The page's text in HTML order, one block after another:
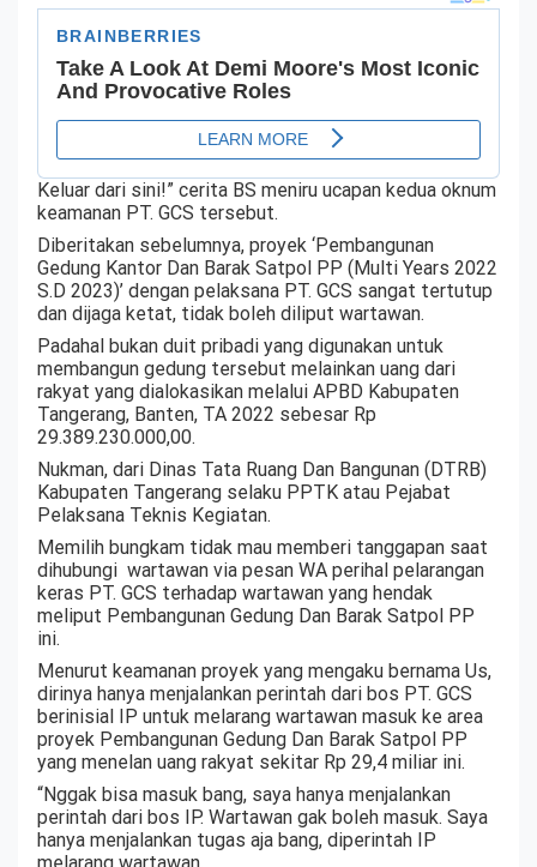
Keluar dari sini!” cerita BS meniru ucapan kedua oknum
keamanan PT. GCS tersebut.
Diberitakan sebelumnya, proyek ‘Pembangunan
Gedung Kantor Dan Barak Satpol PP (Multi Years 2022
S.D 2023)’ dengan pelaksana PT. GCS sangat tertutup
dan dijaga ketat, tidak boleh diliput wartawan.
Padahal bukan duit pribadi yang digunakan untuk
membangun gedung tersebut melainkan uang dari
rakyat yang dialokasikan melalui APBD Kabupaten
Tangerang, Banten, TA 2022 sebesar Rp
29.389.230.000,00.
Nukman, dari Dinas Tata Ruang Dan Bangunan (DTRB)
Kabupaten Tangerang selaku PPTK atau Pejabat
Pelaksana Teknis Kegiatan.
Memilih bungkam tidak mau memberi tanggapan saat
dihubungi wartawan via pesan WA perihal pelarangan
keras PT. GCS terhadap wartawan yang hendak
meliput Pembangunan Gedung Dan Barak Satpol PP
ini.
Menurut keamanan proyek yang mengaku bernama Us,
dirinya hanya menjalankan perintah dari bos PT. GCS
berinisial IP untuk melarang wartawan masuk ke area
proyek Pembangunan Gedung Dan Barak Satpol PP
yang menelan uang rakyat sekitar Rp 29,4 miliar ini.
“Nggak bisa masuk bang, saya hanya menjalankan
perintah dari bos IP. Wartawan gak boleh masuk. Saya
hanya menjalankan tugas aja bang, diperintah IP
melarang wartawan.